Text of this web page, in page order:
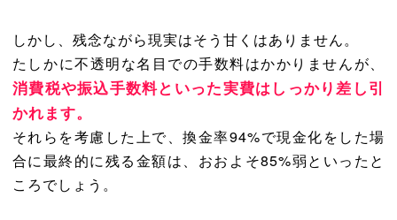
しかし、残念ながら現実はそう甘くはありません。
たしかに不透明な名目での手数料はかかりませんが、
消費税や振込手数料といった実費はしっかり差し引
かれます。
それらを考慮した上で、換金率94%で現金化をした場
合に最終的に残る金額は、おおよそ85%弱といったと
ころでしょう。